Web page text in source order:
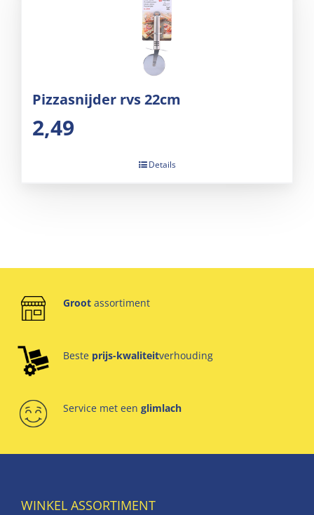
Pizzasnijder rvs 22cm
2,49
Details
Groot assortiment
Beste prijs-kwaliteitverhouding
Service met een glimlach
WINKEL ASSORTIMENT